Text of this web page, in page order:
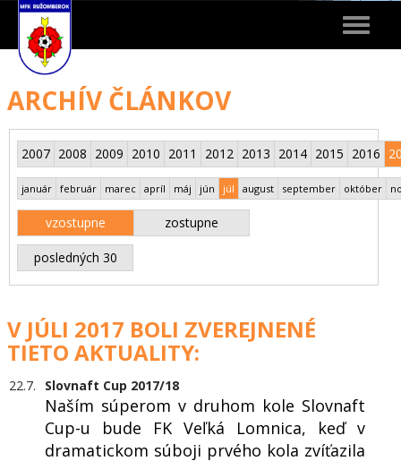
Toggle
ARCHÍV ČLÁNKOV
2007 2008 2009 2010 2011 2012 2013 2014 2015 2016
január február marec apríl máj jún júl august september október
vzostupne zostupne
posledných 30
V JÚLI 2017 BOLI ZVEREJNENÉ
TIETO AKTUALITY:
22.7. Slovnaft Cup 2017/18
Naším súperom v druhom kole Slovnaft
Cup-u bude FK Veľká Lomnica, keď v
dramatickom súboji prvého kola zvíťazila